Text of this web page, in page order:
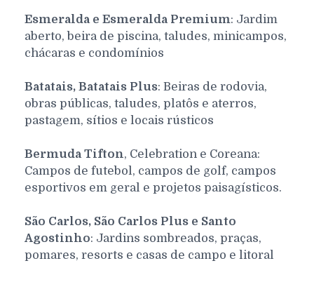
Esmeralda e Esmeralda Premium: Jardim
aberto, beira de piscina, taludes, minicampos,
chácaras e condomínios
Batatais, Batatais Plus: Beiras de rodovia,
obras públicas, taludes, platôs e aterros,
pastagem, sítios e locais rústicos
Bermuda Tifton, Celebration e Coreana:
Campos de futebol, campos de golf, campos
esportivos em geral e projetos paisagísticos.
São Carlos, São Carlos Plus e Santo
Agostinho: Jardins sombreados, praças,
pomares, resorts e casas de campo e litoral